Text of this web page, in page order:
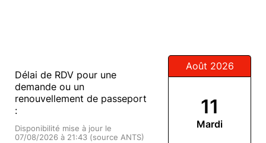
Délai de RDV pour une
demande ou un
renouvellement de passeport
:
Disponibilité mise à jour le
07/08/2026 à 21:43 (source ANTS)
Août 2026
11
Mardi